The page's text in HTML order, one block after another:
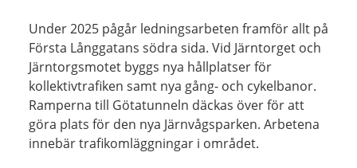
Under 2025 pågår ledningsarbeten framför allt på
Första Långgatans södra sida. Vid Järntorget och
Järntorgsmotet byggs nya hållplatser för
kollektivtrafiken samt nya gång- och cykelbanor.
Ramperna till Götatunneln däckas över för att
göra plats för den nya Järnvågsparken. Arbetena
innebär trafikomläggningar i området.